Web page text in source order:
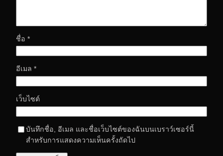
ชื่อ *
อีเมล *
เว็บไซต์
บันทึกชื่อ, อีเมล และชื่อเว็บไซต์ของฉันบนเบราว์เซอร์นี้
สำหรับการแสดงความเห็นครั้งถัดไป